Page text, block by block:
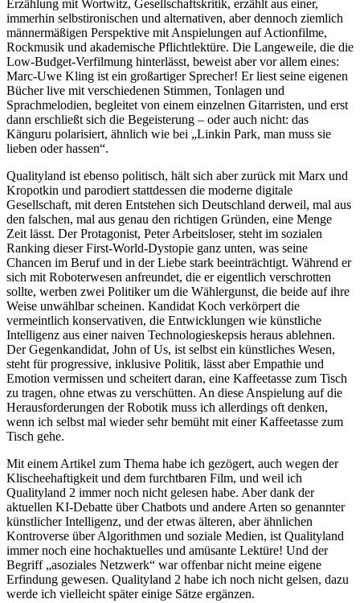
Erzählung mit Wortwitz, Gesellschaftskritik, erzählt aus einer,
immerhin selbstironischen und alternativen, aber dennoch ziemlich
männermäßigen Perspektive mit Anspielungen auf Actionfilme,
Rockmusik und akademische Pflichtlektüre. Die Langeweile, die die
Low-Budget-Verfilmung hinterlässt, beweist aber vor allem eines:
Marc-Uwe Kling ist ein großartiger Sprecher! Er liest seine eigenen
Bücher live mit verschiedenen Stimmen, Tonlagen und
Sprachmelodien, begleitet von einem einzelnen Gitarristen, und erst
dann erschließt sich die Begeisterung – oder auch nicht: das
Känguru polarisiert, ähnlich wie bei „Linkin Park, man muss sie
lieben oder hassen“.
Qualityland ist ebenso politisch, hält sich aber zurück mit Marx und
Kropotkin und parodiert stattdessen die moderne digitale
Gesellschaft, mit deren Entstehen sich Deutschland derweil, mal aus
den falschen, mal aus genau den richtigen Gründen, eine Menge
Zeit lässt. Der Protagonist, Peter Arbeitsloser, steht im sozialen
Ranking dieser First-World-Dystopie ganz unten, was seine
Chancen im Beruf und in der Liebe stark beeinträchtigt. Während er
sich mit Roboterwesen anfreundet, die er eigentlich verschrotten
sollte, werben zwei Politiker um die Wählergunst, die beide auf ihre
Weise unwählbar scheinen. Kandidat Koch verkörpert die
vermeintlich konservativen, die Entwicklungen wie künstliche
Intelligenz aus einer naiven Technologieskepsis heraus ablehnen.
Der Gegenkandidat, John of Us, ist selbst ein künstliches Wesen,
steht für progressive, inklusive Politik, lässt aber Empathie und
Emotion vermissen und scheitert daran, eine Kaffeetasse zum Tisch
zu tragen, ohne etwas zu verschütten. An diese Anspielung auf die
Herausforderungen der Robotik muss ich allerdings oft denken,
wenn ich selbst mal wieder sehr bemüht mit einer Kaffeetasse zum
Tisch gehe.
Mit einem Artikel zum Thema habe ich gezögert, auch wegen der
Klischeehaftigkeit und dem furchtbaren Film, und weil ich
Qualityland 2 immer noch nicht gelesen habe. Aber dank der
aktuellen KI-Debatte über Chatbots und andere Arten so genannter
künstlicher Intelligenz, und der etwas älteren, aber ähnlichen
Kontroverse über Algorithmen und soziale Medien, ist Qualityland
immer noch eine hochaktuelles und amüsante Lektüre! Und der
Begriff „asoziales Netzwerk“ war offenbar nicht meine eigene
Erfindung gewesen. Qualityland 2 habe ich noch nicht gelsen, dazu
werde ich vielleicht später einige Sätze ergänzen.